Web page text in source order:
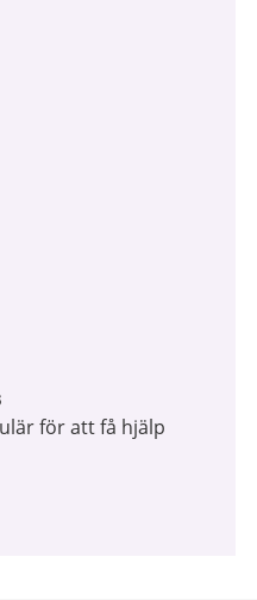
för att få hjälp